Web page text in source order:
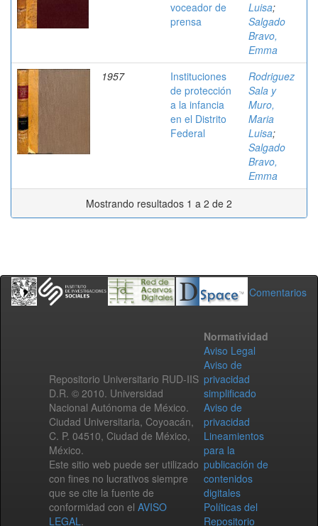
voceador de
prensa
Luisa;
Salgado
Bravo,
Emma
1957
Instituciones
de protección
a la infancia
en el Distrito
Federal
Rodriguez
Sala y
Muro,
Maria
Luisa;
Salgado
Bravo,
Emma
Mostrando resultados 1 a 2 de 2
Comentarios
Repositorio Universitario RUD-IIS
D.R. © 2010. Universidad
Nacional Autónoma de México.
Ciudad Universitaria, Coyoacán,
C. P. 04510, Ciudad de México,
México.
Este sitio web puede ser utilizado
con fines no lucrativos siempre
que se cite la fuente de
conformidad con el AVISO
LEGAL.
Normatividad
Aviso Legal
Aviso de
privacidad
simplificado
Aviso de
privacidad
Lineamientos
para la
publicación de
contenidos
digitales
Políticas del
Repositorio